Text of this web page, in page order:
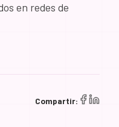
en redes de
Compartir: